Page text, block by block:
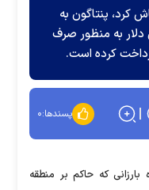
کرد، پنتاگون به
سالانه ۲۵۰ میلیون دلار به منظور صرف
کرده است.
پسندها:۰
بارزانی که حاکم بر منطقه